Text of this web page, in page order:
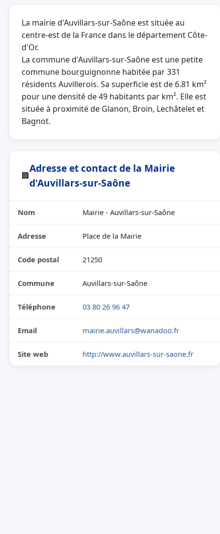
La mairie d'Auvillars-sur-Saône est située au
centre-est de la France dans le département Côte-
d'Or.
La commune d'Auvillars-sur-Saône est une petite
commune bourguignonne habitée par 331
résidents Auvillerois. Sa superficie est de 6.81 km²
pour une densité de 49 habitants par km². Elle est
située à proximité de Glanon, Broin, Lechâtelet et
Bagnot.
🏢
Adresse et contact de la Mairie
d'Auvillars-sur-Saône
Nom Mairie - Auvillars-sur-Saône
Adresse Place de la Mairie
Code postal 21250
Commune Auvillars-sur-Saône
Téléphone 03 80 26 96 47
Email mairie.auvillars@wanadoo.fr
Site web http://www.auvillars-sur-saone.fr